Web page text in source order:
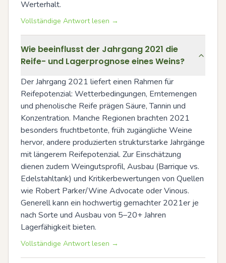
Werterhalt.
Vollständige Antwort lesen →
Wie beeinflusst der Jahrgang 2021 die
Reife- und Lagerprognose eines Weins?
Der Jahrgang 2021 liefert einen Rahmen für
Reifepotenzial: Wetterbedingungen, Erntemengen
und phenolische Reife prägen Säure, Tannin und
Konzentration. Manche Regionen brachten 2021
besonders fruchtbetonte, früh zugängliche Weine
hervor, andere produzierten strukturstarke Jahrgänge
mit längerem Reifepotenzial. Zur Einschätzung
dienen zudem Weingutsprofil, Ausbau (Barrique vs.
Edelstahltank) und Kritikerbewertungen von Quellen
wie Robert Parker/Wine Advocate oder Vinous.
Generell kann ein hochwertig gemachter 2021er je
nach Sorte und Ausbau von 5–20+ Jahren
Lagerfähigkeit bieten.
Vollständige Antwort lesen →